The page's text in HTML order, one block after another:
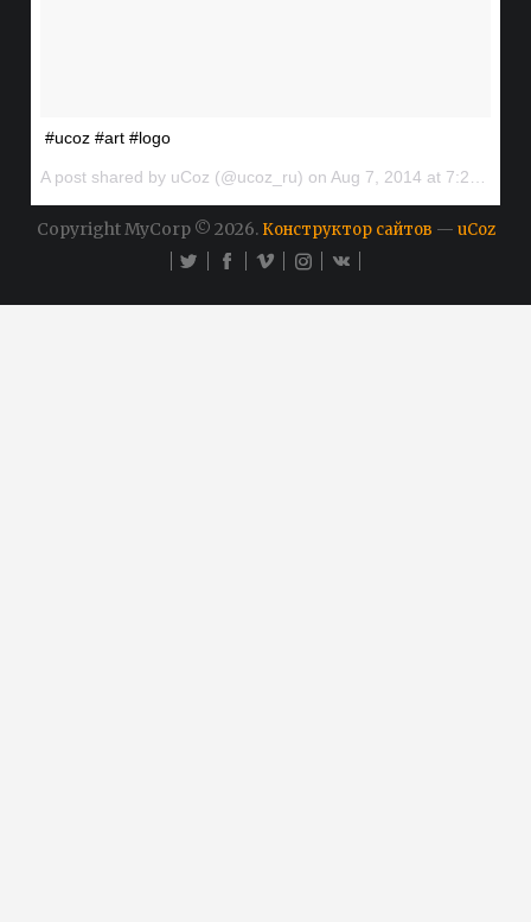
#ucoz #art #logo
A post shared by uCoz (@ucoz_ru) on Aug 7, 2014 at 7:20am PDT
Copyright MyCorp © 2026. Конструктор сайтов — uCoz